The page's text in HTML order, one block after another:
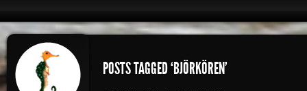
POSTS TAGGED ‘BJÖRKÖREN’